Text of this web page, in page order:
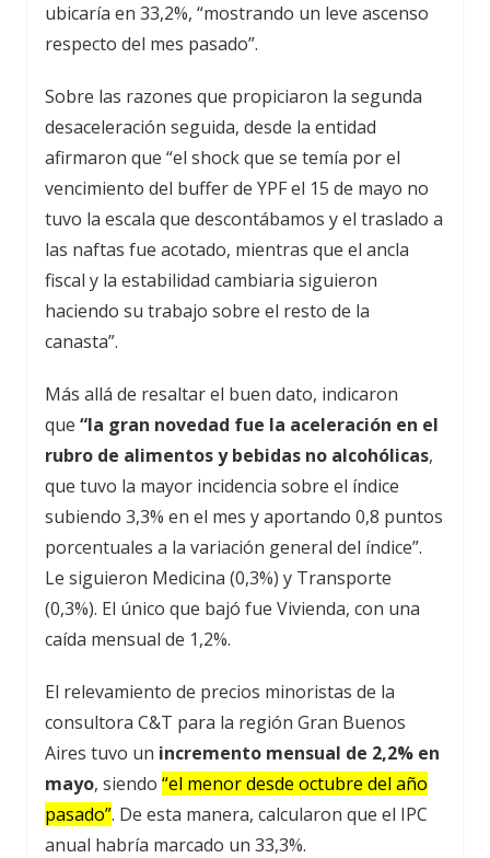
ubicaría en 33,2%, “mostrando un leve ascenso
respecto del mes pasado”.
Sobre las razones que propiciaron la segunda
desaceleración seguida, desde la entidad
afirmaron que “el shock que se temía por el
vencimiento del buffer de YPF el 15 de mayo no
tuvo la escala que descontábamos y el traslado a
las naftas fue acotado, mientras que el ancla
fiscal y la estabilidad cambiaria siguieron
haciendo su trabajo sobre el resto de la
canasta”.
Más allá de resaltar el buen dato, indicaron
que “la gran novedad fue la aceleración en el
rubro de alimentos y bebidas no alcohólicas,
que tuvo la mayor incidencia sobre el índice
subiendo 3,3% en el mes y aportando 0,8 puntos
porcentuales a la variación general del índice”.
Le siguieron Medicina (0,3%) y Transporte
(0,3%). El único que bajó fue Vivienda, con una
caída mensual de 1,2%.
El relevamiento de precios minoristas de la
consultora C&T para la región Gran Buenos
Aires tuvo un incremento mensual de 2,2% en
mayo, siendo “el menor desde octubre del año
pasado”. De esta manera, calcularon que el IPC
anual habría marcado un 33,3%.